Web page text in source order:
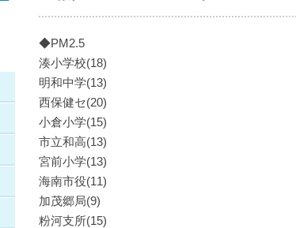
◆PM2.5
湊小学校(18)
明和中学(13)
西保健セ(20)
小倉小学(15)
市立和高(13)
宮前小学(13)
海南市役(11)
加茂郷局(9)
粉河支所(15)